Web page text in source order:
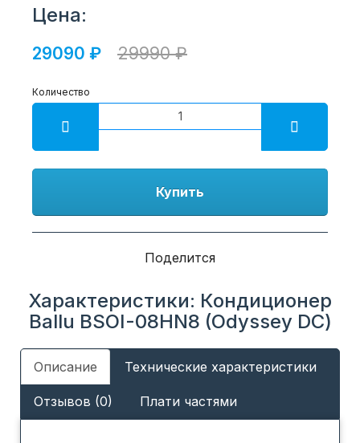
Цена:
29090 ₽ 29990 ₽
Количество
Купить
Поделится
Характеристики: Кондиционер
Ballu BSOI-08HN8 (Odyssey DС)
Описание Технические характеристики
Отзывов (0) Плати частями